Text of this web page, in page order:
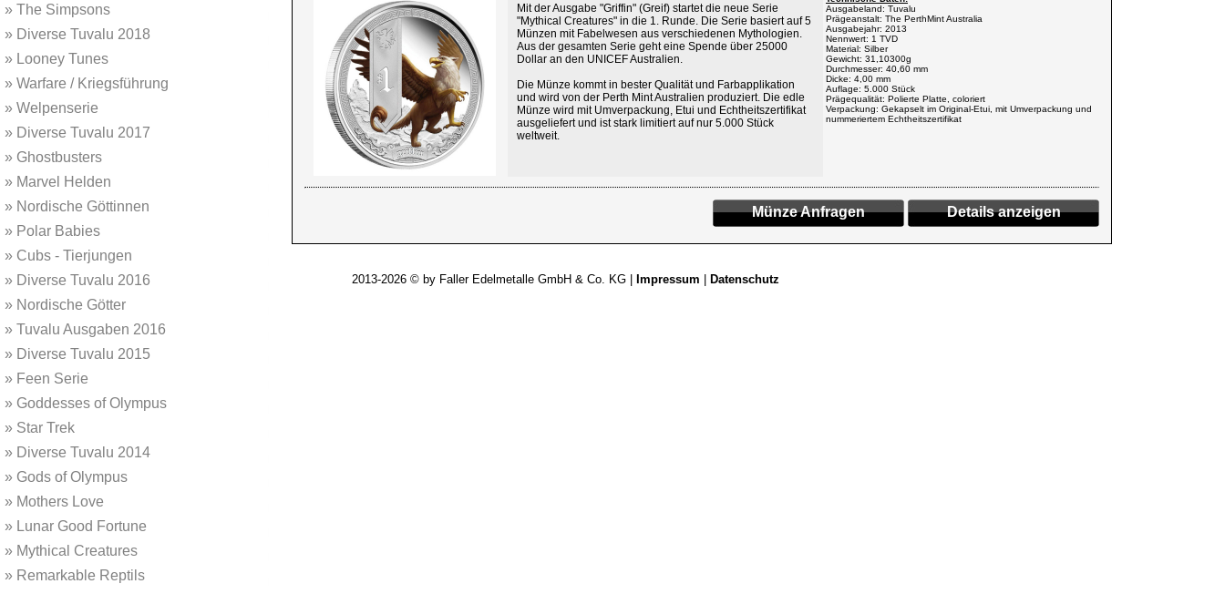
» The Simpsons
» Diverse Tuvalu 2018
» Looney Tunes
» Warfare / Kriegsführung
» Welpenserie
» Diverse Tuvalu 2017
» Ghostbusters
» Marvel Helden
» Nordische Göttinnen
» Polar Babies
» Cubs - Tierjungen
» Diverse Tuvalu 2016
» Nordische Götter
» Tuvalu Ausgaben 2016
» Diverse Tuvalu 2015
» Feen Serie
» Goddesses of Olympus
» Star Trek
» Diverse Tuvalu 2014
» Gods of Olympus
» Mothers Love
» Lunar Good Fortune
» Mythical Creatures
» Remarkable Reptils
Mit der Ausgabe "Griffin" (Greif) startet die neue Serie
"Mythical Creatures" in die 1. Runde. Die Serie basiert auf 5
Münzen mit Fabelwesen aus verschiedenen Mythologien.
Aus der gesamten Serie geht eine Spende über 25000
Dollar an den UNICEF Australien.
Die Münze kommt in bester Qualität und Farbapplikation
und wird von der Perth Mint Australien produziert. Die edle
Münze wird mit Umverpackung, Etui und Echtheitszertifikat
ausgeliefert und ist stark limitiert auf nur 5.000 Stück
weltweit.
Ausgabeland: Tuvalu
Prägeanstalt: The PerthMint Australia
Ausgabejahr: 2013
Nennwert: 1 TVD
Material: Silber
Gewicht: 31,10300g
Durchmesser: 40,60 mm
Dicke: 4,00 mm
Auflage: 5.000 Stück
Prägequalität: Polierte Platte, coloriert
Verpackung: Gekapselt im Original-Etui, mit Umverpackung und
nummeriertem Echtheitszertifikat
Details anzeigen
Münze Anfragen
2013-2026 © by Faller Edelmetalle GmbH & Co. KG | Impressum Datenschutz